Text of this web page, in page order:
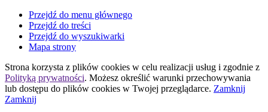
Przejdź do menu głównego
Przejdź do treści
Przejdź do wyszukiwarki
Mapa strony
Strona korzysta z plików cookies w celu realizacji usług i zgodnie z
Polityką prywatności. Możesz określić warunki przechowywania
lub dostępu do plików cookies w Twojej przeglądarce. Zamknij
Zamknij